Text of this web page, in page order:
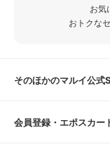
お気
おトクな
そのほかのマルイ公式
会員登録・エポスカー